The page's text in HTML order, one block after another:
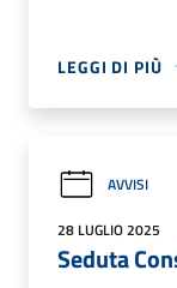
LEGGI DI PIÙ
AVVISI
28 LUGLIO 2025
Seduta